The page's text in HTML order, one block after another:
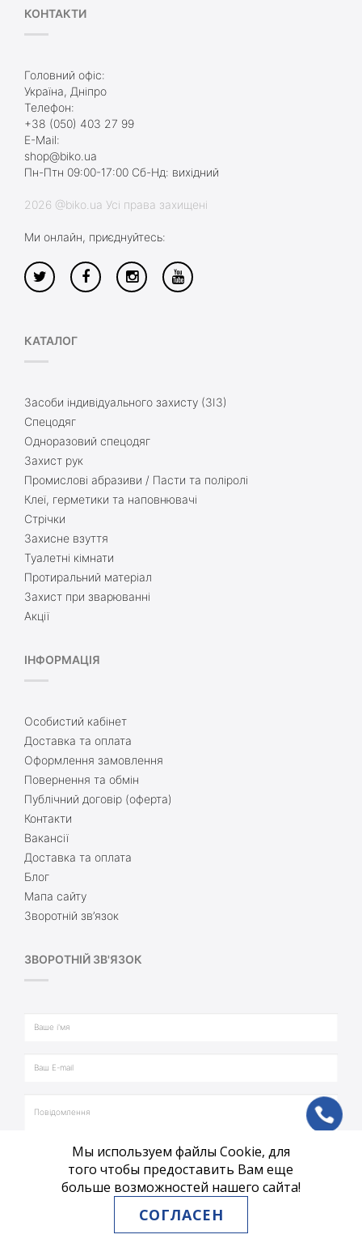
КОНТАКТИ
Головний офіс:
Україна, Дніпро
Телефон:
+38 (050) 403 27 99
E-Mail:
shop@biko.ua
Пн-Птн 09:00-17:00 Сб-Нд: вихідний
2026 @biko.ua Усі права захищені
Ми онлайн, приєднуйтесь:
КАТАЛОГ
Засоби індивідуального захисту (ЗІЗ)
Спецодяг
Одноразовий спецодяг
Захист рук
Промислові абразиви / Пасти та поліролі
Клеї, герметики та наповнювачі
Стрічки
Захисне взуття
Туалетні кімнати
Протиральний матеріал
Захист при зварюванні
Акції
ІНФОРМАЦІЯ
Особистий кабінет
Доставка та оплата
Оформлення замовлення
Повернення та обмін
Публічний договір (оферта)
Контакти
Вакансії
Доставка та оплата
Блог
Мапа сайту
Зворотній зв’язок
ЗВОРОТНІЙ ЗВ'ЯЗОК
ВІДПРАВИТИ
ph
Мы используем файлы Cookie, для
того чтобы предоставить Вам еще
больше возможностей нашего сайта!
СОГЛАСЕН